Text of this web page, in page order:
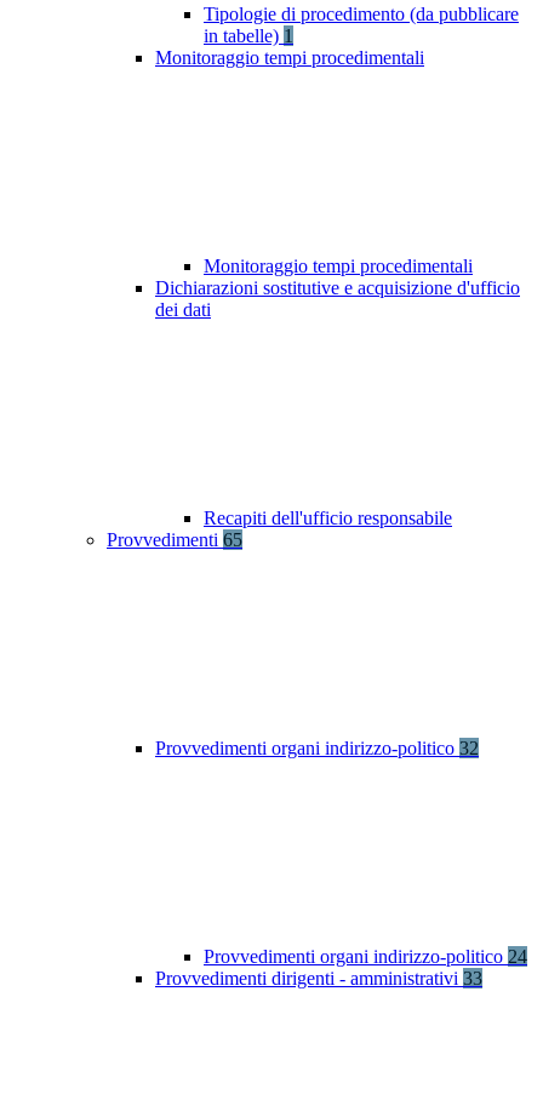
Tipologie di procedimento (da pubblicare
in tabelle) 1
Monitoraggio tempi procedimentali
Monitoraggio tempi procedimentali
Dichiarazioni sostitutive e acquisizione d'ufficio
dei dati
Recapiti dell'ufficio responsabile
Provvedimenti 65
Provvedimenti organi indirizzo-politico 32
Provvedimenti organi indirizzo-politico 24
Provvedimenti dirigenti - amministrativi 33